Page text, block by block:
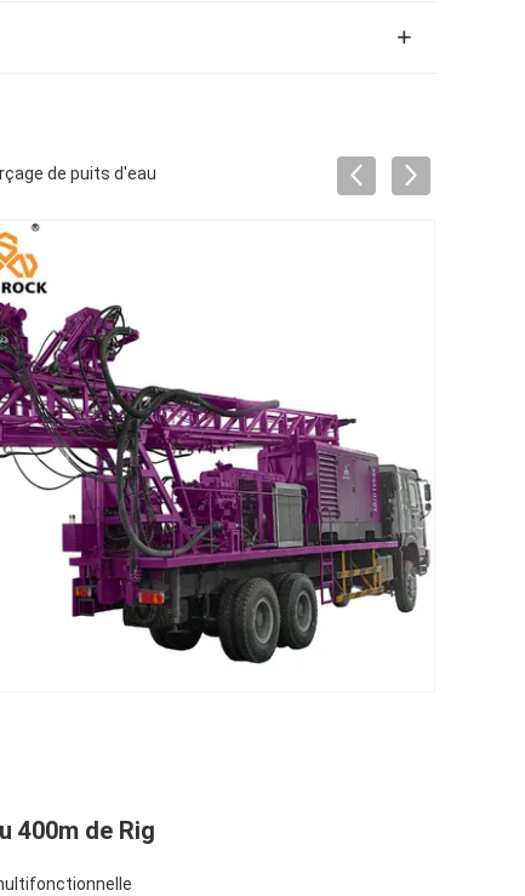
de puits d'eau
400m de Rig